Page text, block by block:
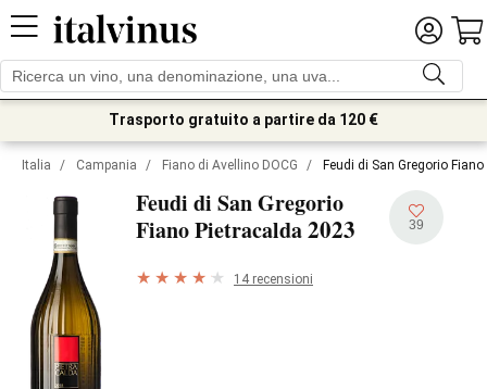
Trasporto gratuito a partire da 120 €
Italia / Campania / Fiano di Avellino DOCG / Feudi di San Gregorio
Feudi di San Gregorio
Fiano Pietracalda2023 39
14 recensioni